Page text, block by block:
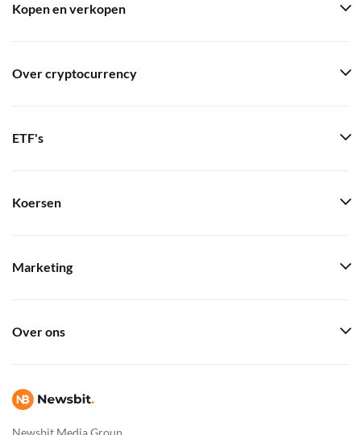
Newsbit Media Group
Kopen en verkopen
Over cryptocurrency
ETF's
Koersen
Marketing
Over ons